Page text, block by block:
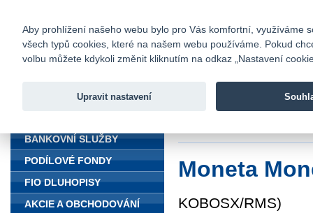
Fio banka
Fio banka
Moneta
KOBOSX/RMS)
BANKOVNÍ SLUŽBY
PODÍLOVÉ FONDY
FIO DLUHOPISY
AKCIE A OBCHODOVÁNÍ
Aby prohlížení našeho webu bylo pro Vás komfortní, využíváme
všech typů cookies, které na našem webu používáme. Pokud
volbu můžete kdykoli změnit kliknutím na odkaz „Nastavení
Upravit nastavení